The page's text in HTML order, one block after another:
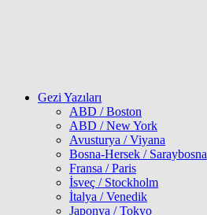
Gezi Yazıları
ABD / Boston
ABD / New York
Avusturya / Viyana
Bosna-Hersek / Saraybosna
Fransa / Paris
İsveç / Stockholm
İtalya / Venedik
Japonya / Tokyo